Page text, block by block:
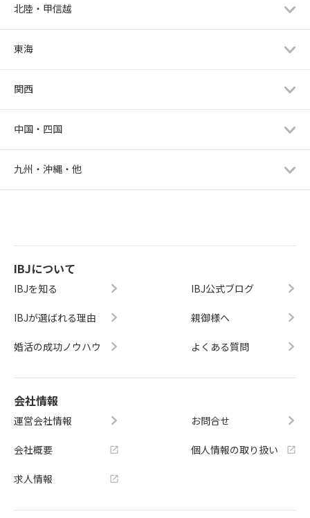
北陸・甲信越
東海
関西
中国・四国
九州・沖縄・他
IBJについて
IBJを知る
IBJが選ばれる理由
婚活の成功ノウハウ
IBJ公式ブログ
親御様へ
よくある質問
会社情報
運営会社情報
会社概要
求人情報
お問合せ
個人情報の取り扱い